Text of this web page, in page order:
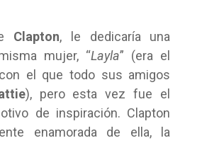
Clapton, le dedicaría una
mujer, “Layla” (era el
el que todo sus amigos
), pero esta vez fue el
de inspiración. Clapton
enamorada de ella, la